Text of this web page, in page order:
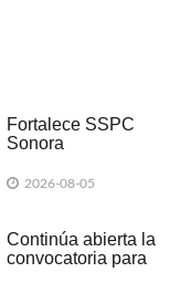
Fortalece SSPC
Sonora
de Fuerzas
operativa y
ceremonia
2026-08-05
Continúa abierta la
convocatoria para